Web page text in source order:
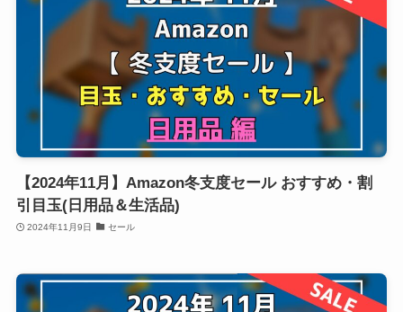
【2024年11月】Amazon冬支度セール おすすめ・割
引目玉(日用品＆生活品)
2024年11月9日 セール